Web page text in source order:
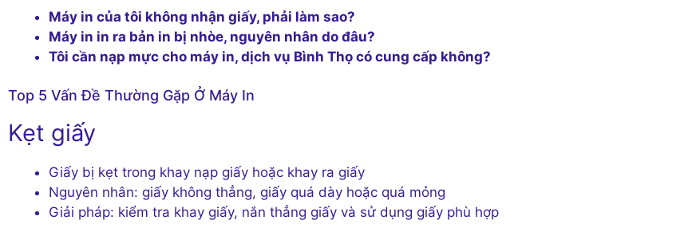
Máy in của tôi không nhận giấy, phải làm sao?
Máy in in ra bản in bị nhòe, nguyên nhân do đâu?
Tôi cần nạp mực cho máy in, dịch vụ Bình Thọ có cung cấp không?
Top 5 Vấn Đề Thường Gặp Ở Máy In
Kẹt giấy
Giấy bị kẹt trong khay nạp giấy hoặc khay ra giấy
Nguyên nhân: giấy không thẳng, giấy quá dày hoặc quá mỏng
Giải pháp: kiểm tra khay giấy, nắn thẳng giấy và sử dụng giấy phù hợp